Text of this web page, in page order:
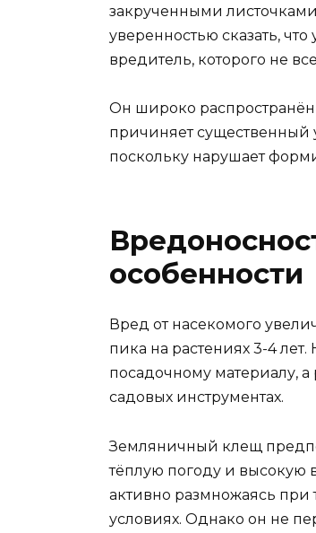
закрученными
уверенностью сказать,
вредитель, которого не
Он широко
причиняет существенный
поскольку нарушает
особенности
Вред от насекомого
пика на растениях 3-4
посадочному материалу,
садовых инструментах.
Земляничный клещ
тёплую погоду и высокую
активно размножаясь при
условиях. Однако он не